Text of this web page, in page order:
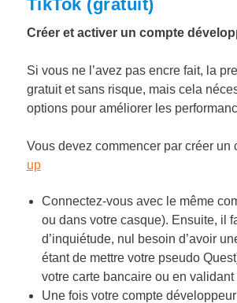
TikTok (gratuit)
Créer et activer un compte
Si vous ne l’avez pas encre fait, la
gratuit et sans risque, mais cela
options pour améliorer les
Vous devez commencer par créer
up
Connectez-vous avec le même
ou dans votre casque). Ensuite, il
d’inquiétude, nul besoin d’avoir
étant de mettre votre pseudo
votre carte bancaire ou en
Une fois votre compte